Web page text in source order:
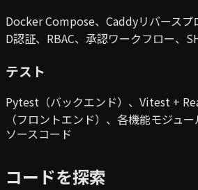
Docker Compose、Caddyリバースプ
D認証、RBAC、承認ワークフロー、
テスト
Pytest（バックエンド）、Vitest +
（フロントエンド）、各機能モジュ
ソースコード
コードを探索